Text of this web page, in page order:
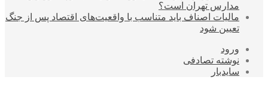
مدارس تهران است؟
مالیات اصناف باید متناسب با واقعیت‌های اقتصاد پس از جنگ
تعیین شود
ورود
نوشته تصادفی
سایدبار